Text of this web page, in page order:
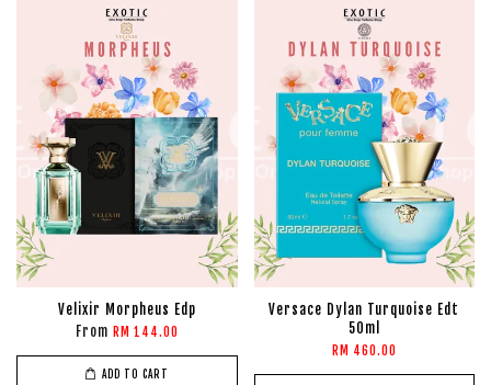
Velixir Morpheus Edp
From RM 144.00
ADD TO CART
Versace Dylan Turquoise Edt
50ml
RM 460.00